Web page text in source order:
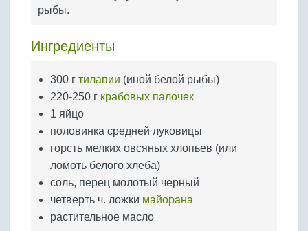
Бобовые
Крупы
рыбы.
Ингредиенты
300 г тилапии (иной белой рыбы)
220-250 г крабовых палочек
1 яйцо
половинка средней луковицы
горсть мелких овсяных хлопьев (или
ломоть белого хлеба)
соль, перец молотый черный
четверть ч. ложки майорана
растительное масло